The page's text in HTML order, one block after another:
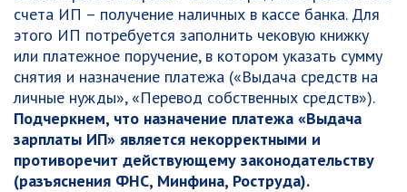
счета ИП – получение наличных в кассе банка. Для
этого ИП потребуется заполнить чековую книжку
или платежное поручение, в котором указать сумму
снятия и назначение платежа («Выдача средств на
личные нужды», «Перевод собственных средств»).
Подчеркнем, что назначение платежа «Выдача
зарплаты ИП» является некорректными и
противоречит действующему законодательству
(разъяснения ФНС, Минфина, Роструда).